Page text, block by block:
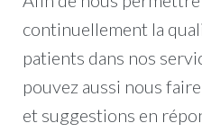
continuellement la
patients dans nos
pouvez aussi nous
et suggestions en